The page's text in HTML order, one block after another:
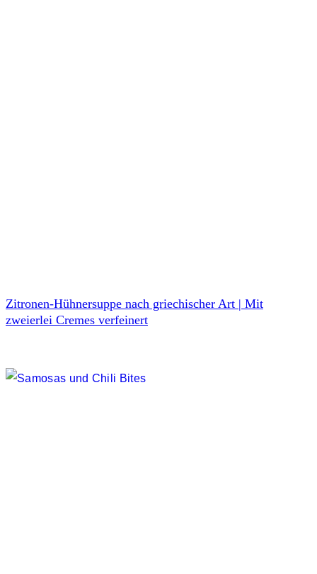
Zitronen-Hühnersuppe nach griechischer Art | Mit
zweierlei Cremes verfeinert